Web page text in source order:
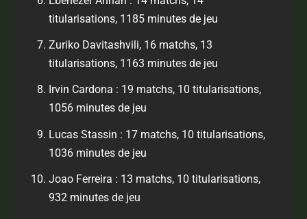
titularisations, 1185 minutes de jeu
Zuriko Davitashvili, 16 matchs, 13
titularisations, 1163 minutes de jeu
Irvin Cardona : 19 matchs, 10 titularisations,
1056 minutes de jeu
Lucas Stassin : 17 matchs, 10 titularisations,
1036 minutes de jeu
Joao Ferreira : 13 matchs, 10 titularisations,
932 minutes de jeu